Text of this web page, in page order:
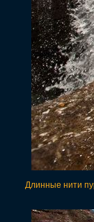
Длинные нити